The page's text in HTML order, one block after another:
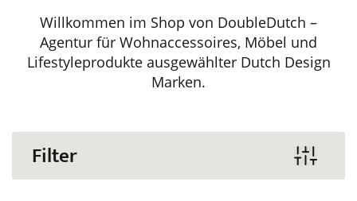
Willkommen im Shop von DoubleDutch –
Agentur für Wohnaccessoires, Möbel und
Lifestyleprodukte ausgewählter Dutch Design
Marken.
Filter